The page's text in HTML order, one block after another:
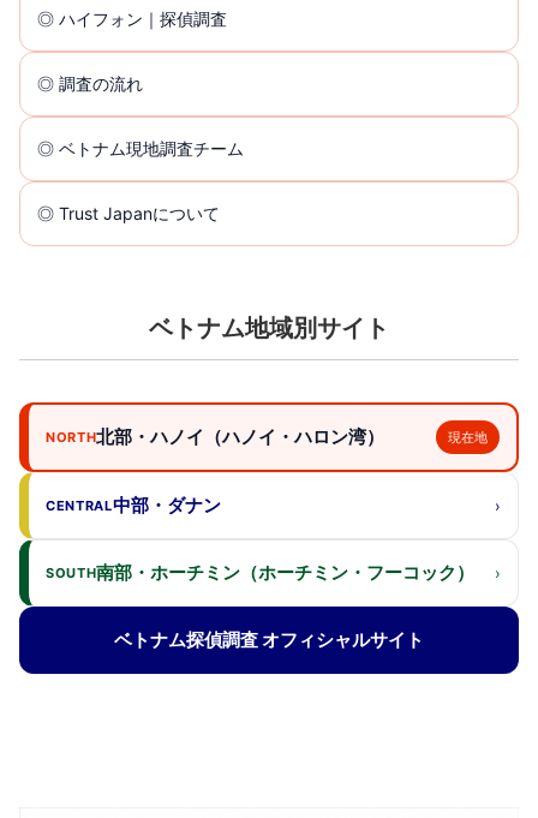
◎ ハイフォン｜探偵調査
◎ 調査の流れ
◎ ベトナム現地調査チーム
◎ Trust Japanについて
ベトナム地域別サイト
NORTH北部・ハノイ（ハノイ・ハロン湾） 現在地
CENTRAL中部・ダナン ›
SOUTH南部・ホーチミン（ホーチミン・フーコック） ›
ベトナム探偵調査 オフィシャルサイト